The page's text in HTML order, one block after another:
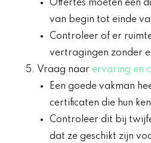
Offertes moeten een
van begin tot einde
Controleer of er
vertragingen zonder
Vraag naar ervaring en
Een goede vakman
certificaten die hun
Controleer dit bij
dat ze geschikt zijn